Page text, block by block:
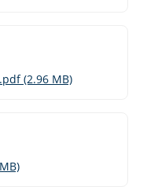
(2.96 MB)